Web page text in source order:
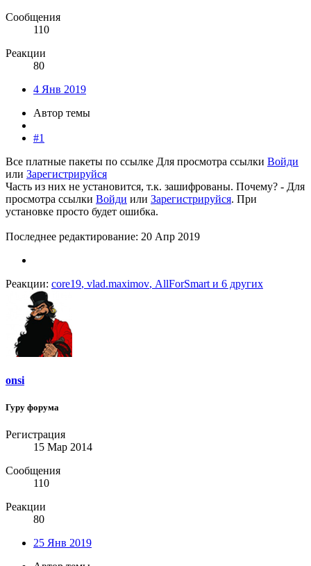
Сообщения
110
Реакции
80
4 Янв 2019
Автор темы
#1
Все платные пакеты по ссылке Для просмотра ссылки Войди
или Зарегистрируйся
Часть из них не установится, т.к. зашифрованы. Почему? - Для
просмотра ссылки Войди или Зарегистрируйся. При
установке просто будет ошибка.
Последнее редактирование: 20 Апр 2019
Реакции: core19, vlad.maximov, AllForSmart и 6 других
onsi
Гуру форума
Регистрация
15 Мар 2014
Сообщения
110
Реакции
80
25 Янв 2019